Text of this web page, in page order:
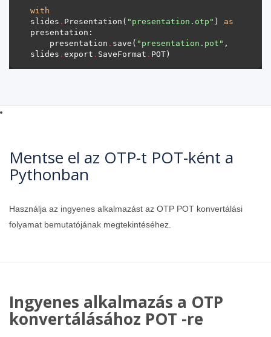
with
slides . Presentation( "presentation.otp" ) as
    presentation
. save( "presentation.pot" ,
slides . export . SaveFormat .
Mentse el az OTP-t POT-ként a
Pythonban
Használja az ingyenes alkalmazást az OTP POT konvertálási
folyamat bemutatójának megtekintéséhez.
Ingyenes alkalmazás a OTP
konvertálásához POT -re